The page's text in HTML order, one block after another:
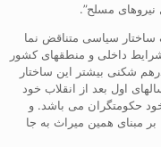
مسلح”.
ساختار سیاسی متناقض نما
شرایط داخلی و منطقهای کشور
شکنی بیشتر این ساختار
اول بعد از انقلاب خود
حکومتگران می باشد. و
مبنای همین میراث به جا